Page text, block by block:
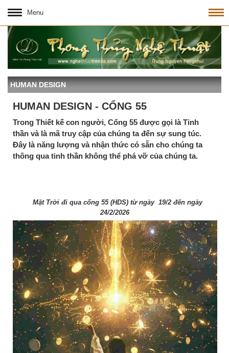
Menu
HUMAN DESIGN
HUMAN DESIGN - CỔNG 55
Trong Thiết kế con người, Cổng 55 được gọi là Tinh
thần và là mã truy cập của chúng ta đến sự sung túc.
Đây là năng lượng và nhận thức có sẵn cho chúng ta
thông qua tinh thần không thể phá vỡ của chúng ta.
Mặt Trời đi qua cổng 55 (HDS) từ ngày 19/2 đến ngày
24/2/2026